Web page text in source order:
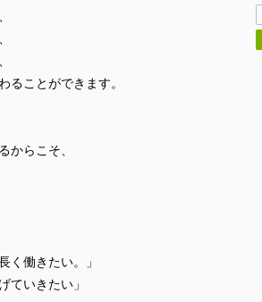
ることができます。
からこそ、
く働きたい。」
ていきたい」